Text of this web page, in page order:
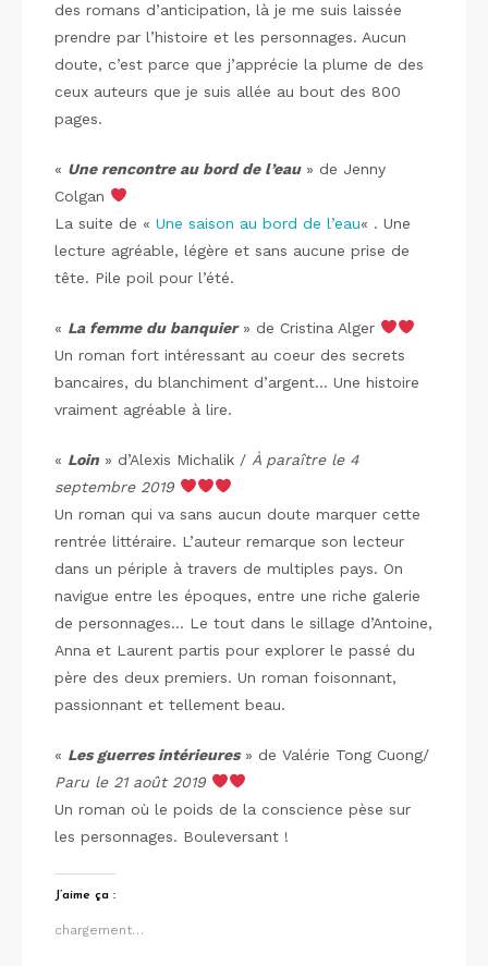
des romans d’anticipation, là je me suis laissée
prendre par l’histoire et les personnages. Aucun
doute, c’est parce que j’apprécie la plume de des
ceux auteurs que je suis allée au bout des 800
pages.
« Une rencontre au bord de l’eau» de Jenny
Colgan
La suite de « Une saison au bord de l’eau« . Une
lecture agréable, légère et sans aucune prise de
tête. Pile poil pour l’été.
« La femme du banquier» de Cristina Alger
Un roman fort intéressant au coeur des secrets
bancaires, du blanchiment d’argent… Une histoire
vraiment agréable à lire.
« Loin » d’Alexis Michalik / À paraître le 4
septembre 2019
Un roman qui va sans aucun doute marquer cette
rentrée littéraire. L’auteur remarque son lecteur
dans un périple à travers de multiples pays. On
navigue entre les époques, entre une riche galerie
de personnages… Le tout dans le sillage d’Antoine,
Anna et Laurent partis pour explorer le passé du
père des deux premiers. Un roman foisonnant,
passionnant et tellement beau.
« Les guerres intérieures» de Valérie Tong Cuong/
Paru le 21 août 2019
Un roman où le poids de la conscience pèse sur
les personnages. Bouleversant !
J’aime ça :
chargement…